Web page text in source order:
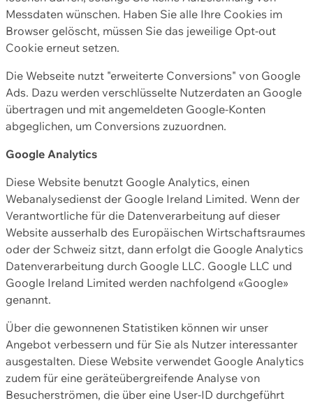
Messdaten wünschen. Haben Sie alle Ihre Cookies im
Browser gelöscht, müssen Sie das jeweilige Opt-out
Cookie erneut setzen.
Die Webseite nutzt "erweiterte Conversions" von Google
Ads. Dazu werden verschlüsselte Nutzerdaten an Google
übertragen und mit angemeldeten Google-Konten
abgeglichen, um Conversions zuzuordnen.
Google Analytics
Diese Website benutzt Google Analytics, einen
Webanalysedienst der Google Ireland Limited. Wenn der
Verantwortliche für die Datenverarbeitung auf dieser
Website ausserhalb des Europäischen Wirtschaftsraumes
oder der Schweiz sitzt, dann erfolgt die Google Analytics
Datenverarbeitung durch Google LLC. Google LLC und
Google Ireland Limited werden nachfolgend «Google»
genannt.
Über die gewonnenen Statistiken können wir unser
Angebot verbessern und für Sie als Nutzer interessanter
ausgestalten. Diese Website verwendet Google Analytics
zudem für eine geräteübergreifende Analyse von
Besucherströmen, die über eine User-ID durchgeführt